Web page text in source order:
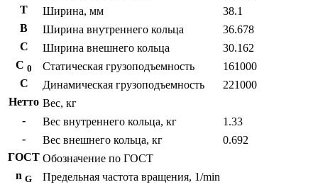
T
Ширина, мм
38.1
B
Ширина внутреннего кольца
36.678
С
Ширина внешнего кольца
30.162
С 0 Статическая грузоподъемность
161000
C
Динамическая грузоподъемность
221000
Нетто Вес, кг
-
Вес внутреннего кольца, кг
1.33
-
Вес внешнего кольца, кг
0.692
ГОСТ Обозначение по ГОСТ
n G
Предельная частота вращения, 1/min